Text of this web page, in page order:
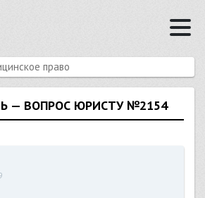
право
— ВОПРОС ЮРИСТУ №2154